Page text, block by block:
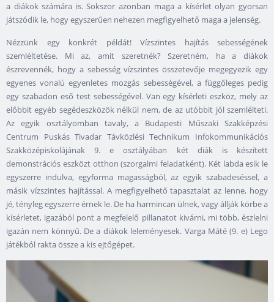
a diákok számára is. Sokszor azonban maga a kísérlet olyan gyorsan
játszódik le, hogy egyszerűen nehezen megfigyelhető maga a jelenség.
Nézzünk egy konkrét példát! Vízszintes hajítás sebességének
szemléltetése. Mi az, amit szeretnék? Szeretném, ha a diákok
észrevennék, hogy a sebesség vízszintes összetevője megegyezik egy
egyenes vonalú egyenletes mozgás sebességével, a függőleges pedig
egy szabadon eső test sebességével. Van egy kísérleti eszköz, mely az
előbbit egyéb segédeszközök nélkül nem, de az utóbbit jól szemlélteti.
Az egyik osztályomban tavaly, a Budapesti Műszaki Szakképzési
Centrum Puskás Tivadar Távközlési Technikum Infokommunikációs
Szakközépiskolájának 9. e osztályában két diák is készített
demonstrációs eszközt otthon (szorgalmi feladatként). Két labda esik le
egyszerre indulva, egyforma magasságból, az egyik szabadeséssel, a
másik vízszintes hajítással. A megfigyelhető tapasztalat az lenne, hogy
jé, tényleg egyszerre érnek le. De ha harmincan ülnek, vagy állják körbe a
kísérletet, igazából pont a megfelelő pillanatot kivárni, mi több, észlelni
igazán nem könnyű. De a diákok leleményesek. Varga Máté (9. e) Lego
játékból rakta össze a kis ejtőgépet.